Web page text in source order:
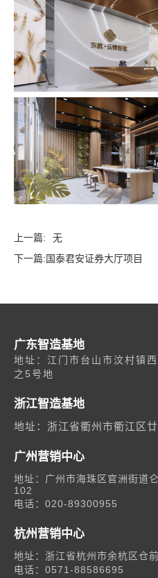
03
公共服务
上一篇:
无
下一篇:国泰君安证券大厅项目
广东智造基地
地址：江门市台山市汶村镇
之5号地
浙江智造基地
地址：浙江省衢州市衢江区
广州营销中心
地址：广州市海珠区官洲街道
102
电话：020-89300955
杭州营销中心
地址：浙江省杭州市余杭区仓
电话：0571-88586695